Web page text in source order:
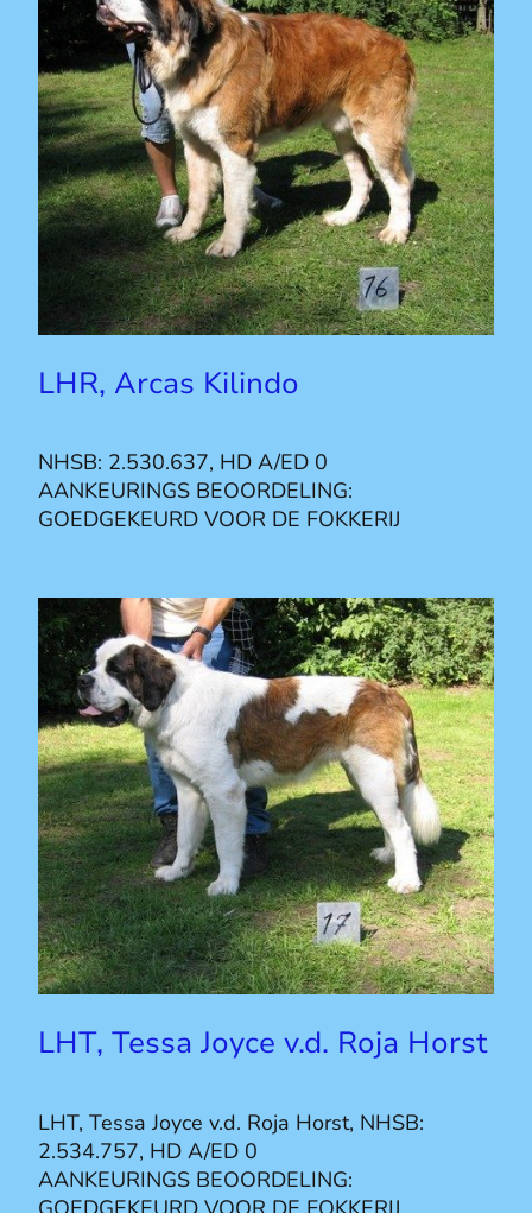
LHR, Arcas Kilindo
NHSB: 2.530.637, HD A/ED 0
AANKEURINGS BEOORDELING:
GOEDGEKEURD VOOR DE FOKKERIJ
LHT, Tessa Joyce v.d. Roja Horst
LHT, Tessa Joyce v.d. Roja Horst, NHSB:
2.534.757, HD A/ED 0
AANKEURINGS BEOORDELING: